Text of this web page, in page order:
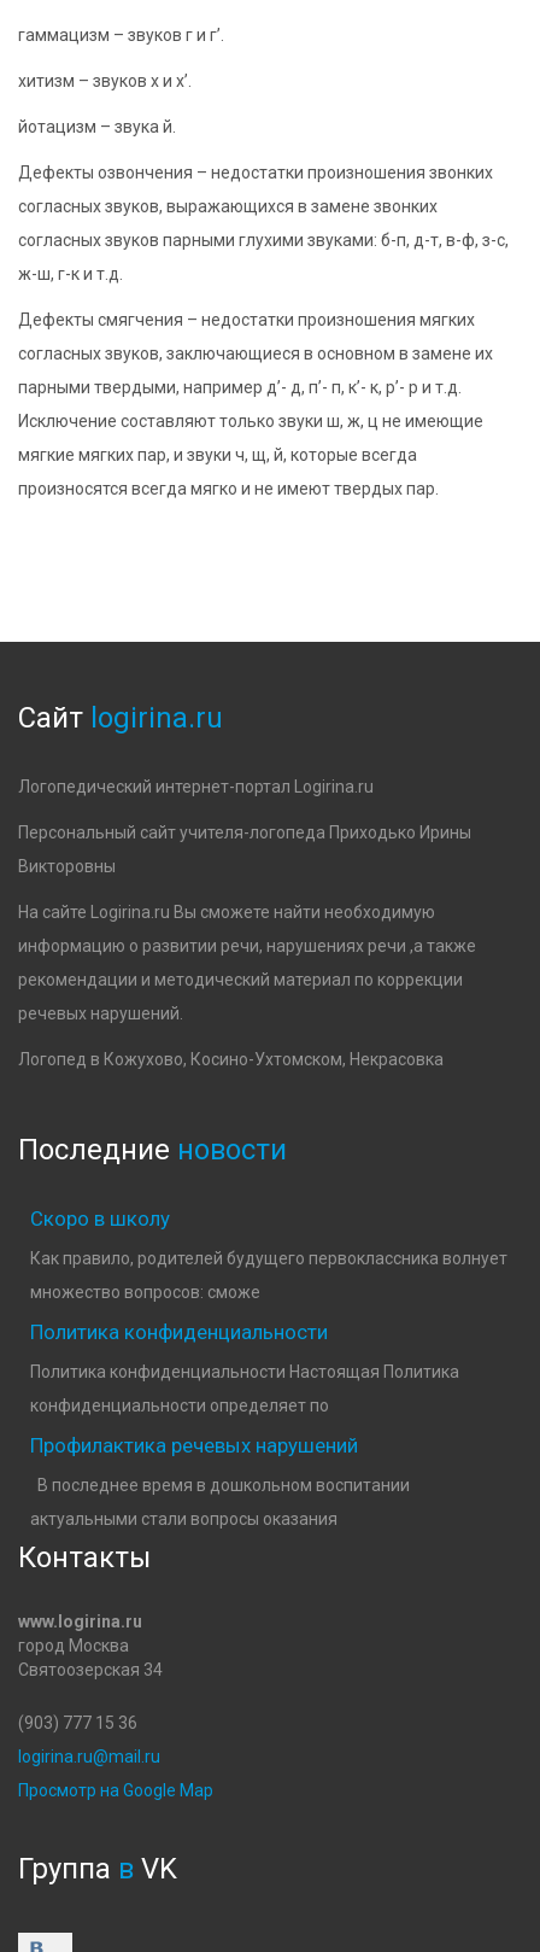
гаммацизм – звуков г и г’.
хитизм – звуков х и х’.
йотацизм – звука й.
Дефекты озвончения – недостатки произношения звонких
согласных звуков, выражающихся в замене звонких
согласных звуков парными глухими звуками: б-п, д-т, в-ф, з-с,
ж-ш, г-к и т.д.
Дефекты смягчения – недостатки произношения мягких
согласных звуков, заключающиеся в основном в замене их
парными твердыми, например д’- д, п’- п, к’- к, р’- р и т.д.
Исключение составляют только звуки ш, ж, ц не имеющие
мягкие мягких пар, и звуки ч, щ, й, которые всегда
произносятся всегда мягко и не имеют твердых пар.
Сайт logirina.ru
Логопедический интернет-портал Logirina.ru
Персональный сайт учителя-логопеда Приходько Ирины
Викторовны
На сайте Logirina.ru Вы сможете найти необходимую
информацию о развитии речи, нарушениях речи ,а также
рекомендации и методический материал по коррекции
речевых нарушений.
Логопед в Кожухово, Косино-Ухтомском, Некрасовка
Последние новости
Скоро в школу
Как правило, родителей будущего первоклассника волнует
множество вопросов: сможе
Политика конфиденциальности
Политика конфиденциальности Настоящая Политика
конфиденциальности определяет по
Профилактика речевых нарушений
В последнее время в дошкольном воспитании
актуальными стали вопросы оказания
Контакты
www.logirina.ru
город Москва
Святоозерская 34
(903) 777 15 36
logirina.ru@mail.ru
Просмотр на Google Map
Группа в VK